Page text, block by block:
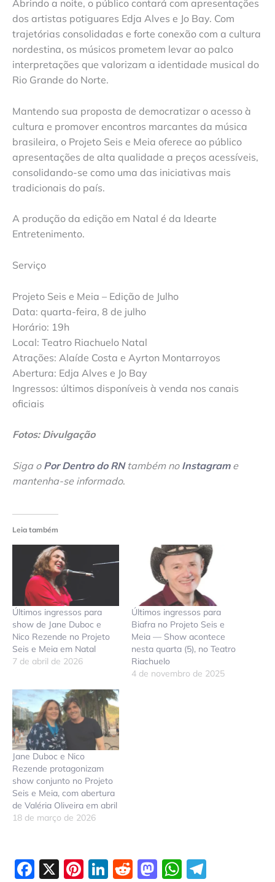
Abrindo a noite, o público contará com apresentações
dos artistas potiguares Edja Alves e Jo Bay. Com
trajetórias consolidadas e forte conexão com a cultura
nordestina, os músicos prometem levar ao palco
interpretações que valorizam a identidade musical do
Rio Grande do Norte.
Mantendo sua proposta de democratizar o acesso à
cultura e promover encontros marcantes da música
brasileira, o Projeto Seis e Meia oferece ao público
apresentações de alta qualidade a preços acessíveis,
consolidando-se como uma das iniciativas mais
tradicionais do país.
A produção da edição em Natal é da Idearte
Entretenimento.
Serviço
Projeto Seis e Meia – Edição de Julho
Data: quarta-feira, 8 de julho
Horário: 19h
Local: Teatro Riachuelo Natal
Atrações: Alaíde Costa e Ayrton Montarroyos
Abertura: Edja Alves e Jo Bay
Ingressos: últimos disponíveis à venda nos canais
oficiais
Fotos: Divulgação
Siga o Por Dentro do RNtambém no Instagrame
mantenha-se informado.
Leia também
Últimos ingressos para
show de Jane Duboc e
Nico Rezende no Projeto
Seis e Meia em Natal
7 de abril de 2026
Últimos ingressos para
Biafra no Projeto Seis e
Meia — Show acontece
nesta quarta (5), no Teatro
Riachuelo
4 de novembro de 2025
Jane Duboc e Nico
Rezende protagonizam
show conjunto no Projeto
Seis e Meia, com abertura
de Valéria Oliveira em abril
18 de março de 2026
Facebook
X Pinterest
LinkedIn
Reddit
Mastodon